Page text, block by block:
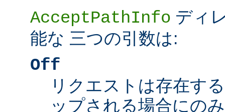
AcceptPathInfo ディ
能な 三つの引数は:
Off
リクエストは存在す
ップされる場合にの